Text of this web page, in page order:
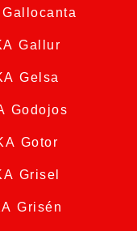
Gallur
Gelsa
Godojos
Gotor
Grisel
Grisén